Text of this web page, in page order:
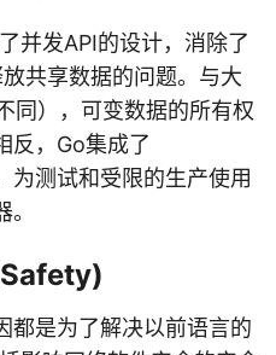
并发API的设计，消除了
共享数据的问题。与大
同），可变数据的所有权
反，Go集成了
测试和受限的生产使用
都是为了解决以前语言的